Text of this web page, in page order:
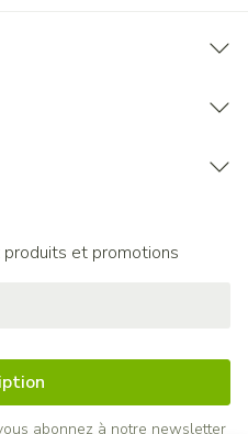
et promotions
abonnez à notre newsletter